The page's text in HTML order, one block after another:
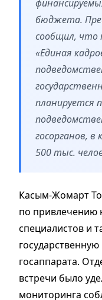
бюджета.
сообщил, что
«Единая
планируется
госорганов,
500 тыс.
Касым-Жомарт
по привлечению
специалистов и
госаппарата.
встречи было
мониторинга